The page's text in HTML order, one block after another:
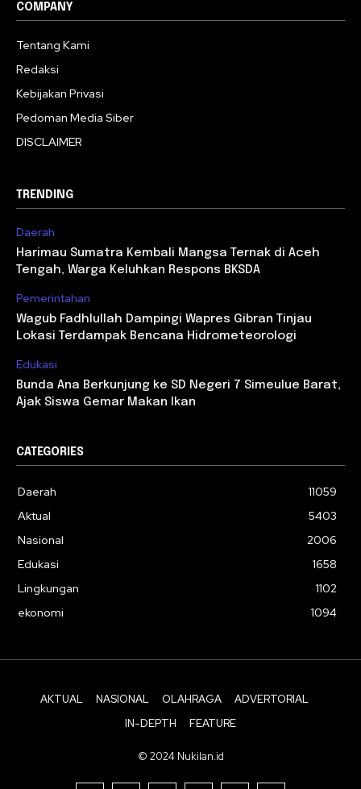
COMPANY
Tentang Kami
Redaksi
Kebijakan Privasi
Pedoman Media Siber
DISCLAIMER
TRENDING
Daerah
Harimau Sumatra Kembali Mangsa Ternak di Aceh
Tengah, Warga Keluhkan Respons BKSDA
Pemerintahan
Wagub Fadhlullah Dampingi Wapres Gibran Tinjau
Lokasi Terdampak Bencana Hidrometeorologi
Edukasi
Bunda Ana Berkunjung ke SD Negeri 7 Simeulue Barat,
Ajak Siswa Gemar Makan Ikan
CATEGORIES
Daerah
11059
Aktual
5403
Nasional
2006
Edukasi
1658
Lingkungan
1102
ekonomi
1094
AKTUAL NASIONAL OLAHRAGA
ADVERTORIAL
IN-DEPTH
FEATURE
© 2024 Nukilan.id